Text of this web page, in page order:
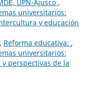
UPN-Ajusco ,
universitarios:
y educación
Reforma educativa: ,
universitarios:
y perspectivas de la